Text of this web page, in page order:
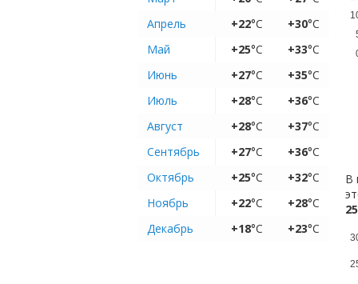
Апрель
+22°C +30°C
Май
+25°C +33°C
Июнь
+27°C +35°C
Июль
+28°C +36°C
Август
+28°C +37°C
Сентябрь
+27°C +36°C
Октябрь
+25°C +32°C
Ноябрь
+22°C +28°C
Декабрь
+18°C +23°C
В